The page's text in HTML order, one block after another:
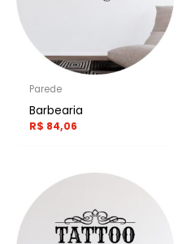
Parede
Barbearia
R$ 84,06